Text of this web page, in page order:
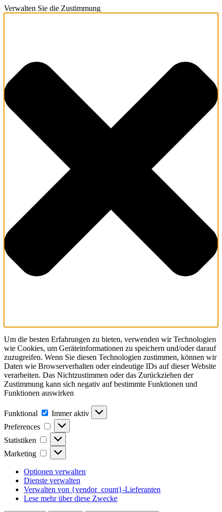
Verwalten Sie die Zustimmung
Um die besten Erfahrungen zu bieten, verwenden wir Technologien
wie Cookies, um Geräteinformationen zu speichern und/oder darauf
zuzugreifen. Wenn Sie diesen Technologien zustimmen, können wir
Daten wie Browserverhalten oder eindeutige IDs auf dieser Website
verarbeiten. Das Nichtzustimmen oder das Zurückziehen der
Zustimmung kann sich negativ auf bestimmte Funktionen und
Funktionen auswirken
Funktional Funktional
Immer aktiv
Preferences
Preferences
Statistiken Statistiken
Marketing Marketing
Optionen verwalten
Dienste verwalten
Verwalten von {vendor_count}-Lieferanten
Lese mehr über diese Zwecke